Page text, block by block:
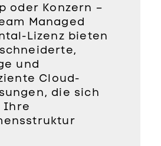
oder Konzern –
Managed
Lizenz bieten
und
Cloud-
die sich
Ihre